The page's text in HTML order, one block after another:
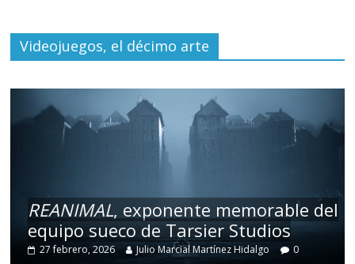
Videojuegos, el décimo arte
REANIMAL, exponente memorable del
equipo sueco de Tarsier Studios
27 febrero, 2026 Julio Marcial Martínez Hidalgo 0